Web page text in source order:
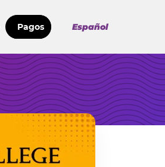
Pagos Español